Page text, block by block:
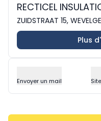
RECTICEL
ZUIDSTRAAT 15,
Plus
Envoyer un mail